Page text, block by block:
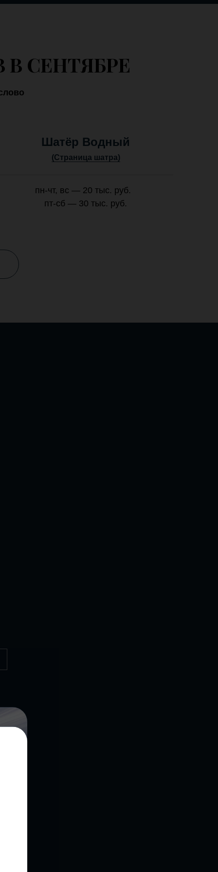
СЕНТЯБРЕ
Шатёр Водный
(Страница шатра)
пн-чт, вс — 20 тыс. руб.
пт-сб — 30 тыс. руб.